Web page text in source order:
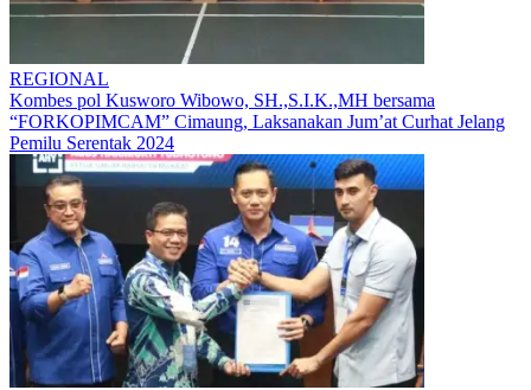
REGIONAL
Kombes pol Kusworo Wibowo, SH.,S.I.K.,MH bersama
“FORKOPIMCAM” Cimaung, Laksanakan Jum’at Curhat Jelang
Pemilu Serentak 2024